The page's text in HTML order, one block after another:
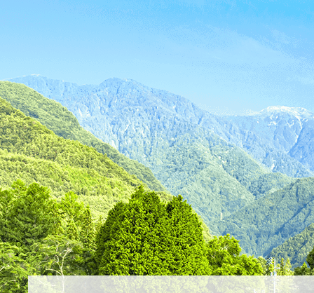
ス
が
た
つ
映
え
る
ま
ち